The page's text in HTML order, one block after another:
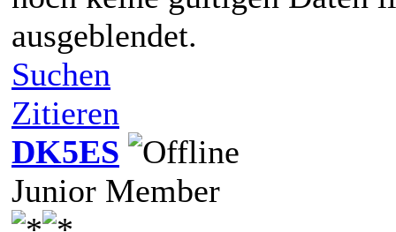
ausgeblendet.
Suchen
Zitieren
DK5ES
Junior Member